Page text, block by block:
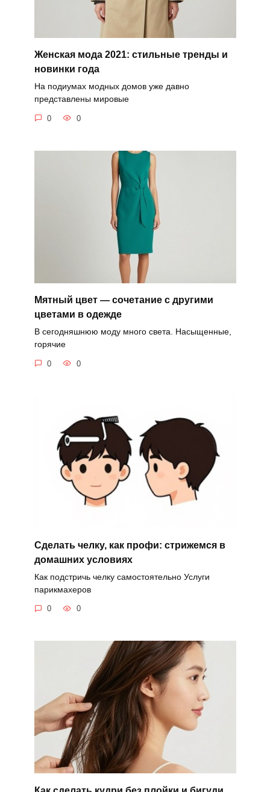
Женская мода 2021: стильные тренды и
новинки года
На подиумах модных домов уже давно
представлены мировые
0 0
Мятный цвет — сочетание с другими
цветами в одежде
В сегодняшнюю моду много света. Насыщенные,
горячие
0 0
Сделать челку, как профи: стрижемся в
домашних условиях
Как подстричь челку самостоятельно Услуги
парикмахеров
0 0